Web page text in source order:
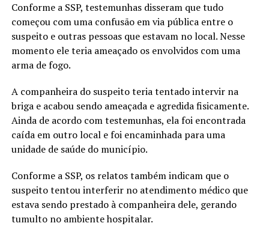
Conforme a SSP, testemunhas disseram que tudo
começou com uma confusão em via pública entre o
suspeito e outras pessoas que estavam no local. Nesse
momento ele teria ameaçado os envolvidos com uma
arma de fogo.
A companheira do suspeito teria tentado intervir na
briga e acabou sendo ameaçada e agredida fisicamente.
Ainda de acordo com testemunhas, ela foi encontrada
caída em outro local e foi encaminhada para uma
unidade de saúde do município.
Conforme a SSP, os relatos também indicam que o
suspeito tentou interferir no atendimento médico que
estava sendo prestado à companheira dele, gerando
tumulto no ambiente hospitalar.